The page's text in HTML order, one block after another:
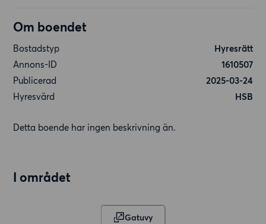
Om boendet
Bostadstyp
Hyresrätt
Annons-ID
1610507
Publicerad
2025-03-24
Hyresvärd
HSB
Detta boende har ingen beskrivning än.
I området
Gatuvy